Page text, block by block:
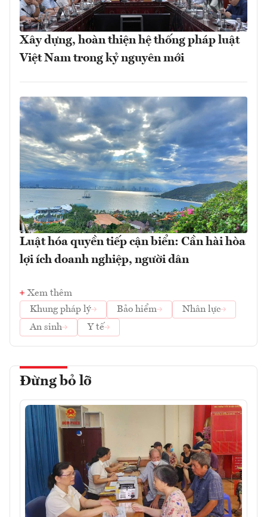
Xây dựng, hoàn thiện hệ thống pháp luật
Việt Nam trong kỷ nguyên mới
Luật hóa quyền tiếp cận biển: Cần hài hòa
lợi ích doanh nghiệp, người dân
Xem thêm
Khung pháp lý
Bảo hiểm
Nhân lực
An sinh
Y tế
Đừng bỏ lỡ